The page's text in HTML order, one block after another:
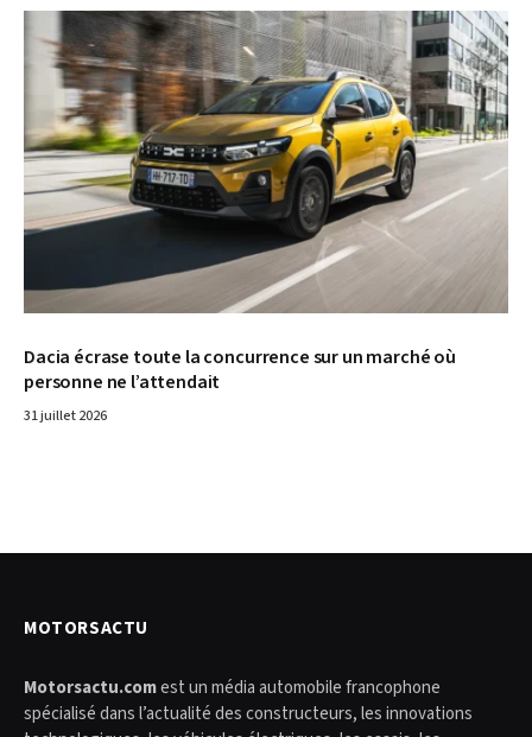
Dacia écrase toute la concurrence sur un marché où
personne ne l’attendait
31 juillet 2026
MOTORSACTU
Motorsactu.comest un média automobile francophone
spécialisé dans l’actualité des constructeurs, les innovations